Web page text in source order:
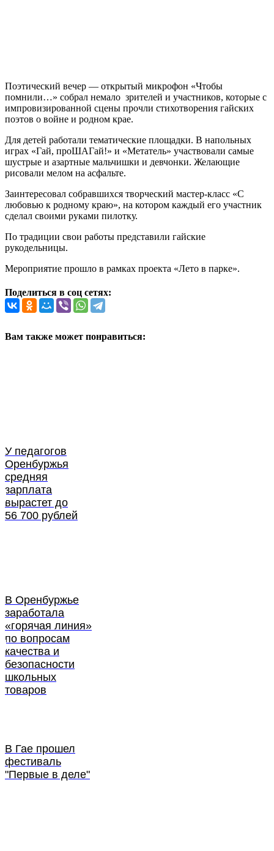
Поэтический вечер — открытый микрофон «Чтобы
помнили…» собрал немало зрителей и участников, которые с
импровизированной сцены прочли стихотворения гайских
поэтов о войне и родном крае.
Для детей работали тематические площадки. В напольных
играх «Гай, проШАГай!» и «Метатель» участвовали самые
шустрые и азартные мальчишки и девчонки. Желающие
рисовали мелом на асфальте.
Заинтересовал собравшихся творческий мастер-класс «С
любовью к родному краю», на котором каждый его участник
сделал своими руками пилотку.
По традиции свои работы представили гайские
рукодельницы.
Мероприятие прошло в рамках проекта «Лето в парке».
Поделиться в соц сетях:
Вам также может понравиться:
У педагогов
Оренбуржья
средняя
зарплата
вырастет до
56 700 рублей
В Оренбуржье
заработала
«горячая линия»
по вопросам
качества и
безопасности
школьных
товаров
В Гае прошел
фестиваль
"Первые в деле"